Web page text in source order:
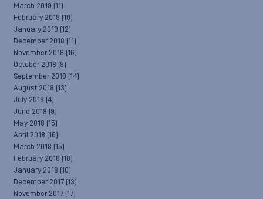
March 2019 (11)
February 2019 (10)
January 2019 (12)
December 2018 (11)
November 2018 (16)
October 2018 (9)
September 2018 (14)
August 2018 (13)
July 2018 (4)
June 2018 (9)
May 2018 (15)
April 2018 (16)
March 2018 (15)
February 2018 (18)
January 2018 (10)
December 2017 (13)
November 2017 (17)